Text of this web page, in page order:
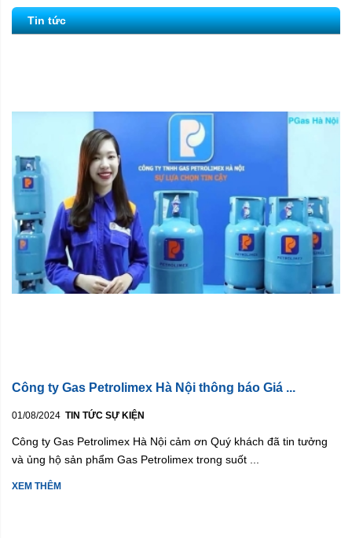
Tin tức
Công ty Gas Petrolimex Hà Nội thông báo Giá ...
01/08/2024 TIN TỨC SỰ KIỆN
Công ty Gas Petrolimex Hà Nội cảm ơn Quý khách đã tin tưởng
và ủng hộ sản phẩm Gas Petrolimex trong suốt ...
XEM THÊM